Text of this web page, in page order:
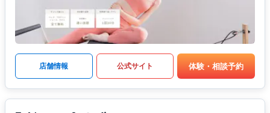
店舗情報 公式サイト 体験・相談予約